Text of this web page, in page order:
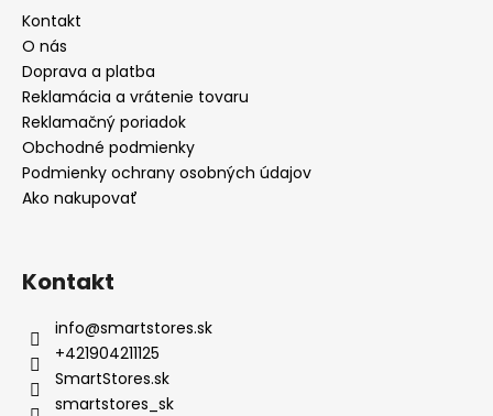
Kontakt
O nás
Doprava a platba
Reklamácia a vrátenie tovaru
Reklamačný poriadok
Obchodné podmienky
Podmienky ochrany osobných údajov
Ako nakupovať
Kontakt
info@smartstores.sk
+421904211125
SmartStores.sk
smartstores_sk